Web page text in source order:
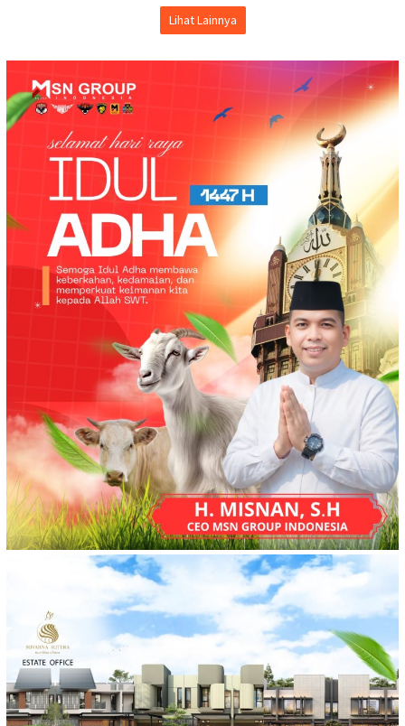
Lihat Lainnya